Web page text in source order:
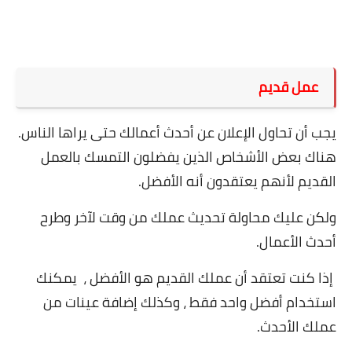
عمل قديم
يجب أن تحاول الإعلان عن أحدث أعمالك حتى يراها الناس.
هناك بعض الأشخاص الذين يفضلون التمسك بالعمل
القديم لأنهم يعتقدون أنه الأفضل.
ولكن عليك محاولة تحديث عملك من وقت لآخر وطرح
أحدث الأعمال.
إذا كنت تعتقد أن عملك القديم هو الأفضل، يمكنك
استخدام أفضل واحد فقط ، وكذلك إضافة عينات من
عملك الأحدث.